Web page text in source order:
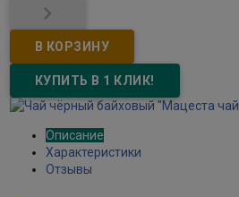

Описание
Характеристики
Отзывы